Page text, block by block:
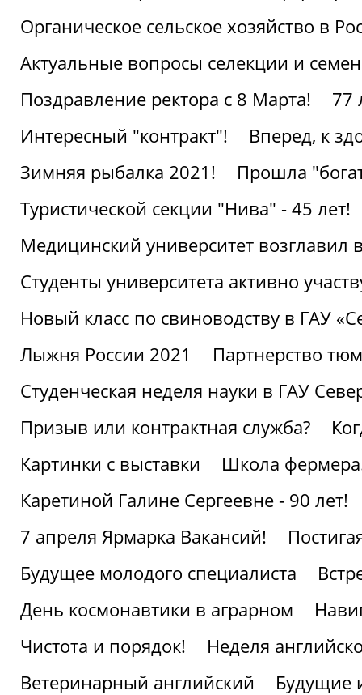
Органическое сельское хозяйство в
Актуальные вопросы селекции и
Поздравление ректора с 8 Марта!
77
Интересный "контракт"!
Вперед, к
Зимняя рыбалка 2021!
Прошла
Туристической секции "Нива" - 45 лет!
Медицинский университет возглавил
Студенты университета активно
Новый класс по свиноводству в ГАУ
Лыжня России 2021
Партнерство
Студенческая неделя науки в ГАУ
Призыв или контрактная служба?
Картинки с выставки
Школа
Каретиной Галине Сергеевне - 90 лет!
7 апреля Ярмарка Вакансий!
Будущее молодого специалиста
День космонавтики в аграрном
Чистота и порядок!
Неделя
Ветеринарный английский
Будущие